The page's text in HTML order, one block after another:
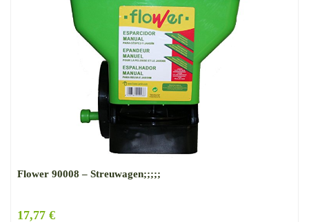
Flower 90008 – Streuwagen;;;;;
17,77 €